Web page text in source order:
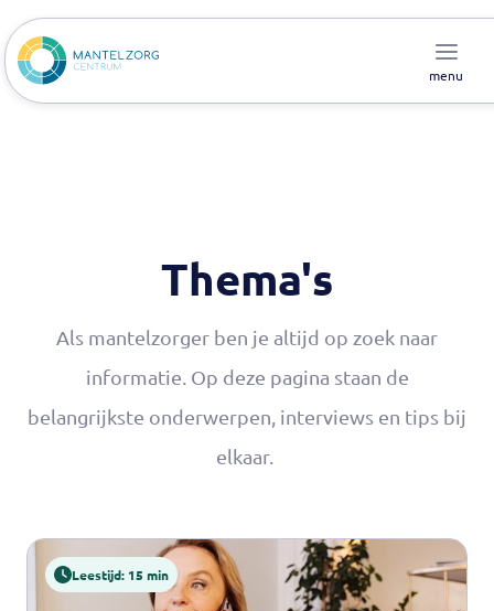
menu
Thema's
Als mantelzorger ben je altijd op zoek naar
informatie. Op deze pagina staan de
belangrijkste onderwerpen, interviews en tips bij
elkaar.
Leestijd: 15 min